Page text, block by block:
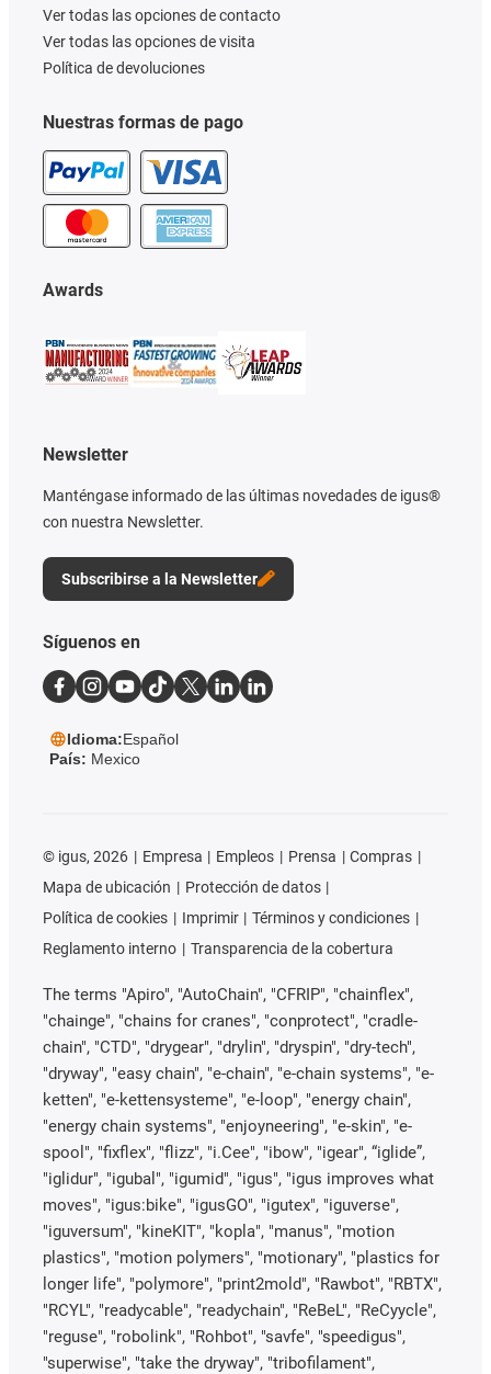
Nuestras formas de pago
Awards
Newsletter
Manténgase informado de las últimas novedades de igus®
con nuestra Newsletter.
Subscribirse a la Newsletter
Ver todas las opciones de contacto
Ver todas las opciones de visita
Política de devoluciones
Síguenos en
Idioma:Español
País: Mexico
© igus, 2026 Empresa Empleos Prensa
Compras
Mapa de ubicación
Protección de datos
Política de cookies
Imprimir
Términos y condiciones
Reglamento interno
Transparencia de la cobertura
The terms "Apiro", "AutoChain", "CFRIP", "chainflex",
"chainge", "chains for cranes", "conprotect", "cradle-
chain", "CTD", "drygear", "drylin", "dryspin", "dry-tech",
"dryway", "easy chain", "e-chain", "e-chain systems", "e-
ketten", "e-kettensysteme", "e-loop", "energy chain",
"energy chain systems", "enjoyneering", "e-skin", "e-
spool", "fixflex", "flizz", "i.Cee", "ibow", "igear", “iglide”,
"iglidur", "igubal", "igumid", "igus", "igus improves what
moves", "igus:bike", "igusGO", "igutex", "iguverse",
"iguversum", "kineKIT", "kopla", "manus", "motion
plastics", "motion polymers", "motionary", "plastics for
longer life", "polymore", "print2mold", "Rawbot", "RBTX",
"RCYL", "readycable", "readychain", "ReBeL", "ReCyycle",
"reguse", "robolink", "Rohbot", "savfe", "speedigus",
"superwise", "take the dryway", "tribofilament",